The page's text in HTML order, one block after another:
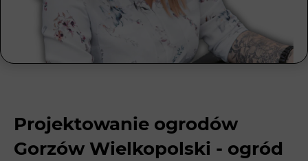
Projektowanie ogrodów
Gorzów Wielkopolski - ogród